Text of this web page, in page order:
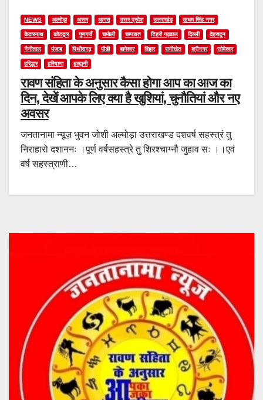
NEWS अल्मोड़ा असम आगरा उत्तर प्रदेश उत्तराखंड ऊधम सिंह नगर
केदारनाथ कोटद्वार गुणगावँ चमोली चम्पावत टिहरी गढ़वाल दिल्ली देहरादून
नैनीताल पंजाब पिथौरागढ़ पौडी बागेश्वर बिहार रानीखेत श्रीनगर सोमेश्वर
हरिद्धार हरियाणा हल्द्वानी
रावण संहिता के अनुसार कैसा होगा आप का आज का
दिन, देखें आपके लिए क्या है खुशियां, चुनौतियां और नए
अवसर
जनतानामा न्यूज़ भुवन जोशी अल्मोड़ा उत्तराखण्ड दशवर्ष सहस्त्रं तु
निराहारो दशाननः ।पूर्ण वर्षसहस्त्रे तु शिरश्चाग्नौ जुहाव सः ।।एवं
वर्ष सहस्त्राणी…